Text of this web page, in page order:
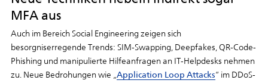
MFA aus
Auch im Bereich Social Engineering zeigen sich
besorgniserregende Trends: SIM-Swapping, Deepfakes, QR-Code-
Phishing und manipulierte Hilfeanfragen an IT-Helpdesks nehmen
zu. Neue Bedrohungen wie „ Application Loop Attacks“ im DDoS-